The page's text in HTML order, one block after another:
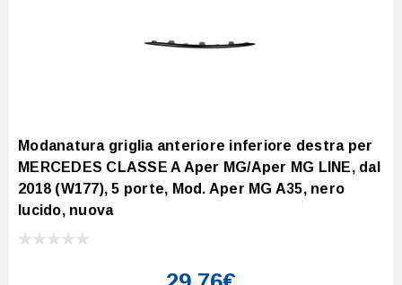
Modanatura griglia anteriore inferiore destra per
MERCEDES CLASSE A Aper MG/Aper MG LINE, dal
2018 (W177), 5 porte, Mod. Aper MG A35, nero
lucido, nuova